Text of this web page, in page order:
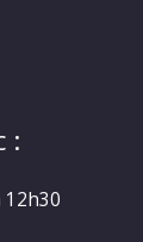
:
12h30